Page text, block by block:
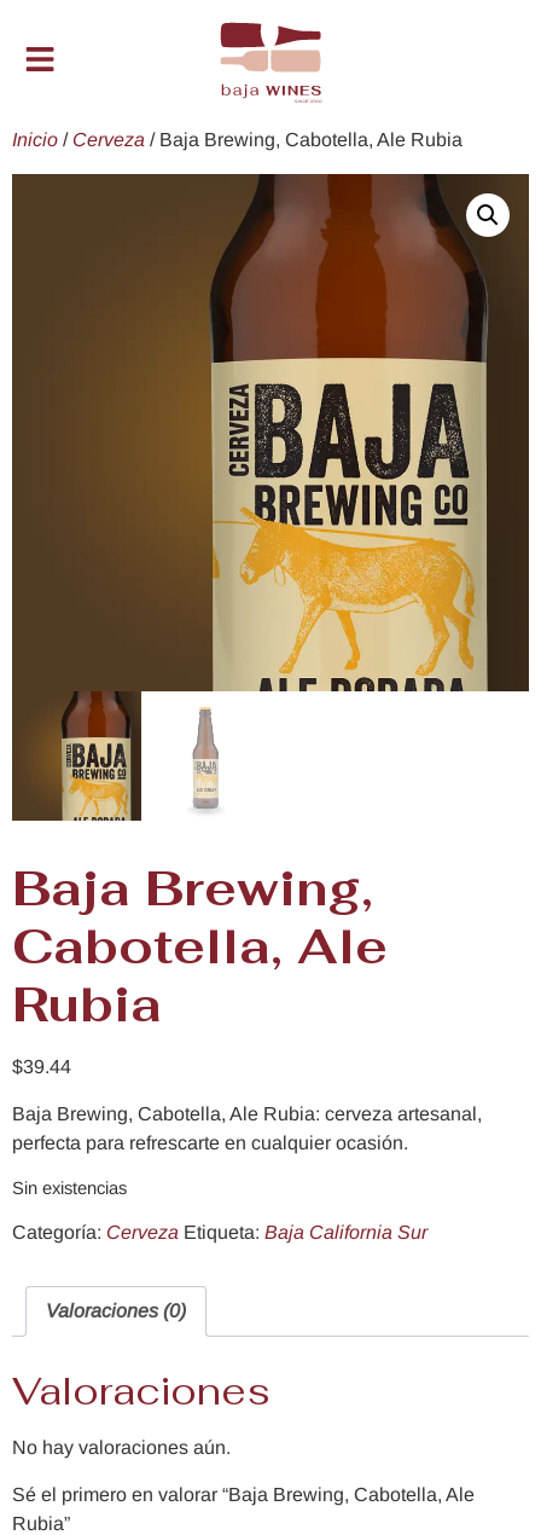
Inicio / Cerveza / Baja Brewing, Cabotella, Ale Rubia
Baja Brewing,
Cabotella, Ale
Rubia
$39.44
Baja Brewing, Cabotella, Ale Rubia: cerveza artesanal,
perfecta para refrescarte en cualquier ocasión.
Sin existencias
Categoría: Cerveza Etiqueta: Baja California Sur
Valoraciones (0)
Valoraciones
No hay valoraciones aún.
Sé el primero en valorar “Baja Brewing, Cabotella, Ale
Rubia”